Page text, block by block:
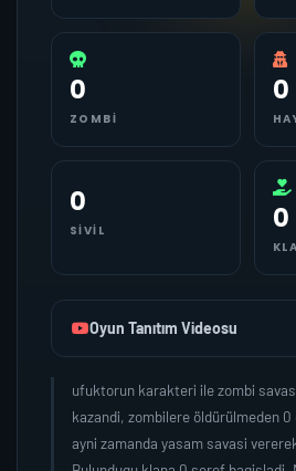
0
ZOMBI
0
0
SIVIL 0
Oyun Tanıtım Videosu
ufuktorun karakteri ile zombi
kazandi, zombilere öldürülmeden
ayni zamanda yasam savasi